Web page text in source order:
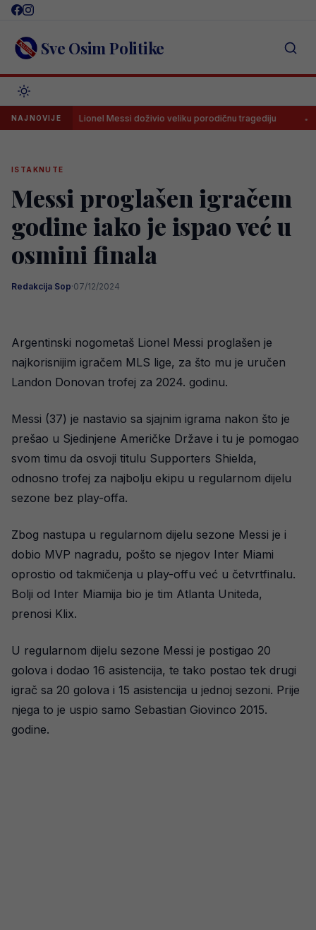
Skip
content Sve Osim Politike
NAJNOVIJELionel Messi doživio veliku porodičnu tragediju Stroga
ISTAKNUTE
Messi proglašen igračem
godine iako je ispao već u
osmini finala
Redakcija Sop·07/12/2024
Argentinski nogometaš Lionel Messi proglašen je
najkorisnijim igračem MLS lige, za što mu je uručen
Landon Donovan trofej za 2024. godinu.
Messi (37) je nastavio sa sjajnim igrama nakon što je
prešao u Sjedinjene Američke Države i tu je pomogao
svom timu da osvoji titulu Supporters Shielda,
odnosno trofej za najbolju ekipu u regularnom dijelu
sezone bez play-offa.
Zbog nastupa u regularnom dijelu sezone Messi je i
dobio MVP nagradu, pošto se njegov Inter Miami
oprostio od takmičenja u play-offu već u četvrtfinalu.
Bolji od Inter Miamija bio je tim Atlanta Uniteda,
prenosi Klix.
U regularnom dijelu sezone Messi je postigao 20
golova i dodao 16 asistencija, te tako postao tek drugi
igrač sa 20 golova i 15 asistencija u jednoj sezoni. Prije
njega to je uspio samo Sebastian Giovinco 2015.
godine.